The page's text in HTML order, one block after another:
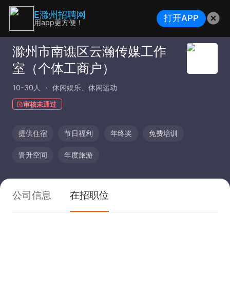
滁州市南谯区云瀚传媒工作
室（个体工商户）
10-30人 休闲娱乐、休闲运动
审核未通过
提供住宿 节日福利 年终奖 免费培训
晋升空间 年度旅游
公司信息 在招职位
E滁州招聘网
用app更方便！ 打开APP